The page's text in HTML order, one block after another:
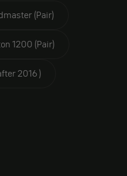
(Pair)
1200 (Pair)
2016 )